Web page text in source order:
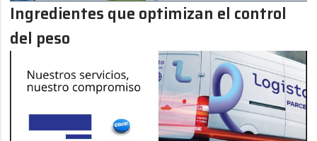
Ingredientes que optimizan el control
del peso